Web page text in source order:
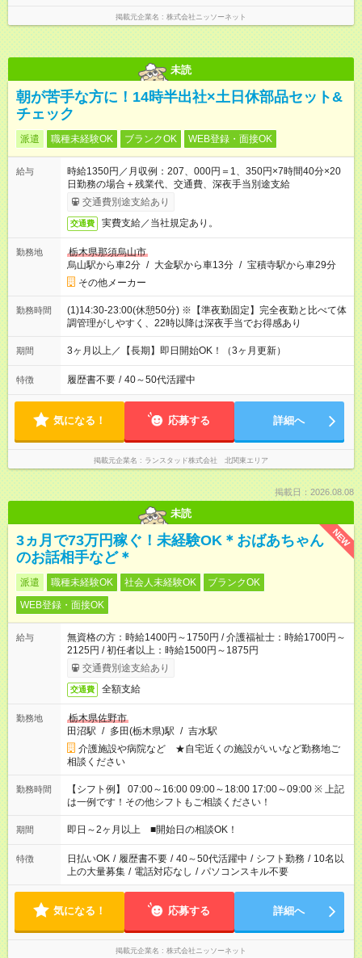
掲載元企業名 株式会社ニッソーネット
未読
朝が苦手な方に！14時半出社×土日休部品セット&
チェック
派遣 職種未経験OK ブランクOK WEB登録・面接OK
給与
時給1350円／月収例：207、000円＝1、350円×7時間40分×20
日勤務の場合＋残業代、交通費、深夜手当別途支給
交通費別途支給あり
交通費 実費支給／当社規定あり。
勤務地
栃木県那須烏山市
烏山駅から車2分 / 大金駅から車13分 / 宝積寺駅から車29分
その他メーカー
勤務時間
(1)14:30-23:00(休憩50分) ※【準夜勤固定】完全夜勤と比べて体
調管理がしやすく、22時以降は深夜手当でお得感あり
期間 3ヶ月以上／【長期】即日開始OK！（3ヶ月更新）
特徴 履歴書不要 / 40～50代活躍中
気になる！ 応募する 詳細へ
掲載元企業名 ランスタッド株式会社 北関東エリア
掲載日：2026.08.08
未読
NEW
3ヵ月で73万円稼ぐ！未経験OK＊おばあちゃん
のお話相手など＊
派遣 職種未経験OK 社会人未経験OK
ブランクOK
WEB登録・面接OK
給与
無資格の方：時給1400円～1750円 / 介護福祉士：時給1700円～
2125円 / 初任者以上：時給1500円～1875円
交通費別途支給あり
交通費 全額支給
勤務地
栃木県佐野市
田沼駅 / 多田(栃木県)駅 / 吉水駅
介護施設や病院など ★自宅近くの施設がいいなど勤務地ご
相談ください
勤務時間
【シフト例】 07:00～16:00 09:00～18:00 17:00～09:00 ※ 上記
は一例です！その他シフトもご相談ください！
期間 即日～2ヶ月以上 ■開始日の相談OK！
特徴 日払いOK / 履歴書不要 / 40～50代活躍中 / シフト勤務 / 10名以
上の大量募集 / 電話対応なし / パソコンスキル不要
気になる！ 応募する 詳細へ
掲載元企業名 株式会社ニッソーネット